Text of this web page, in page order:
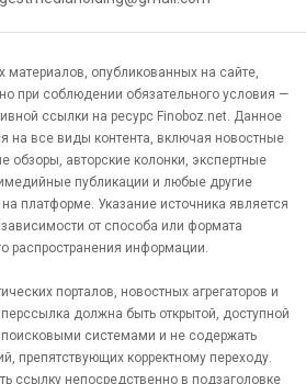
опубликованных на сайте,
при соблюдении обязательного условия —
ссылки на ресурс Finoboz.net. Данное
на все виды контента, включая новостные
обзоры, авторские колонки, экспертные
публикации и любые другие
платформе. Указание источника является
от способа или формата
распространения информации.
порталов, новостных агрегаторов и
должна быть открытой, доступной
системами и не содержать
препятствующих корректному переходу.
ссылку непосредственно в подзаголовке